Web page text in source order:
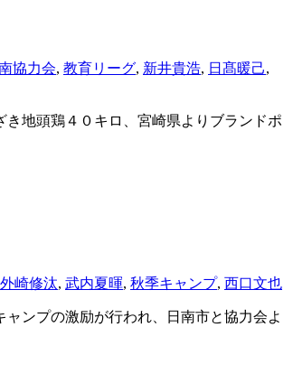
協力会, 教育リーグ, 新井貴浩, 日髙暖己,
地頭鶏４０キロ、宮崎県よりブランドポ
外崎修汰, 武内夏暉, 秋季キャンプ, 西口文也
ンプの激励が行われ、日南市と協力会よ